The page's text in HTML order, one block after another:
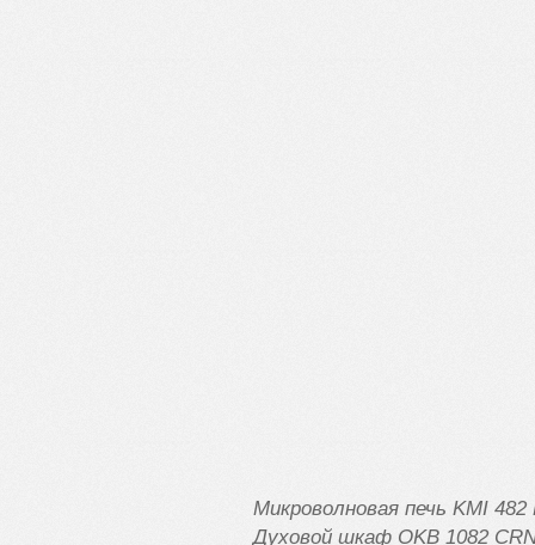
Микроволновая печь KMI 482
Духовой шкаф OKB 1082